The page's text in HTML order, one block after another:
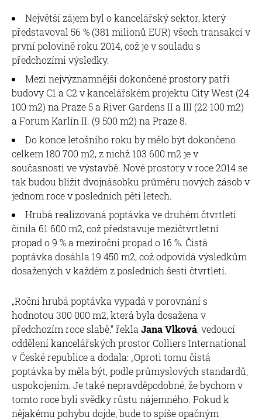
Největší zájem byl o kancelářský sektor, který
představoval 56 % (381 milionů EUR) všech transakcí v
první polovině roku 2014, což je v souladu s
předchozími výsledky.
Mezi nejvýznamnější dokončené prostory patří
budovy C1 a C2 v kancelářském projektu City West (24
100 m2) na Praze 5 a River Gardens II a III (22 100 m2)
a Forum Karlín II. (9 500 m2) na Praze 8.
Do konce letošního roku by mělo být dokončeno
celkem 180 700 m2, z nichž 103 600 m2 je v
současnosti ve výstavbě. Nové prostory v roce 2014 se
tak budou blížit dvojnásobku průměru nových zásob v
jednom roce v posledních pěti letech.
Hrubá realizovaná poptávka ve druhém čtvrtletí
činila 61 600 m2, což představuje mezičtvrtletní
propad o 9 % a meziroční propad o 16 %. Čistá
poptávka dosáhla 19 450 m2, což odpovídá výsledkům
dosažených v každém z posledních šesti čtvrtletí.
„Roční hrubá poptávka vypadá v porovnání s
hodnotou 300 000 m2, která byla dosažena v
předchozím roce slabě,“ řekla Jana Vlková, vedoucí
oddělení kancelářských prostor Colliers International
v České republice a dodala: „Oproti tomu čistá
poptávka by měla být, podle průmyslových standardů,
uspokojením. Je také nepravděpodobné, že bychom v
tomto roce byli svědky růstu nájemného. Pokud k
nějakému pohybu dojde, bude to spíše opačným